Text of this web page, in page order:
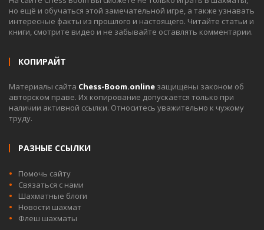
но ещё и обучаться этой замечательной игре, а также узнавать
интересные факты из прошлого и настоящего. Читайте статьи и
книги, смотрите видео и не забывайте оставлять комментарии.
КОПИРАЙТ
Материалы сайта Chess-Boom.online защищены законом об
авторском праве. Их копирование допускается только при
наличии активной ссылки. Относитесь уважительно к чужому
труду.
РАЗНЫЕ ССЫЛКИ
Помочь сайту
Связаться с нами
Шахматные блоги
Новости шахмат
Флеш шахматы